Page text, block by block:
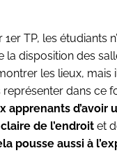
TP, les étudiants
la disposition des
les lieux, mais
représenter dans ce
apprenants d’avoir
de l’endroit et
pousse aussi à